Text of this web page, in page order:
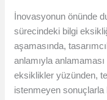
İnovasyonun önünde
sürecindeki bilgi
aşamasında,
anlamıyla
eksiklikler yüzünden,
istenmeyen sonuçlarla